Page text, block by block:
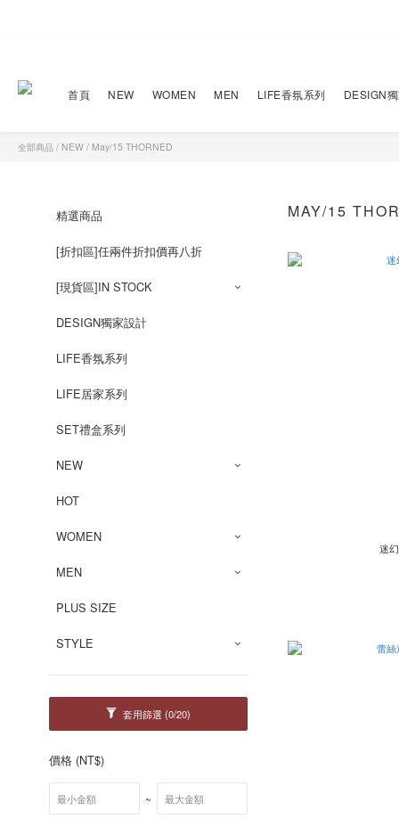
首頁 NEW WOMEN MEN LIFE香氛系列 DESIGN
全部商品 / NEW / May/15 THORNED
精選商品
[折扣區]任兩件折扣價再八折
[現貨區]IN STOCK
DESIGN獨家設計
LIFE香氛系列
LIFE居家系列
SET禮盒系列
NEW
HOT
WOMEN
MEN
PLUS SIZE
STYLE
套用篩選 (0/20)
價格 (NT$)
~
MAY/15
迷